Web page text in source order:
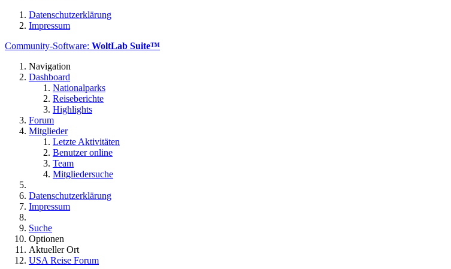
Datenschutzerklärung
Impressum
Community-Software: WoltLab Suite™
Navigation
Dashboard
Nationalparks
Reiseberichte
Highlights
Forum
Mitglieder
Letzte Aktivitäten
Benutzer online
Team
Mitgliedersuche
Datenschutzerklärung
Impressum
Suche
Optionen
Aktueller Ort
USA Reise Forum